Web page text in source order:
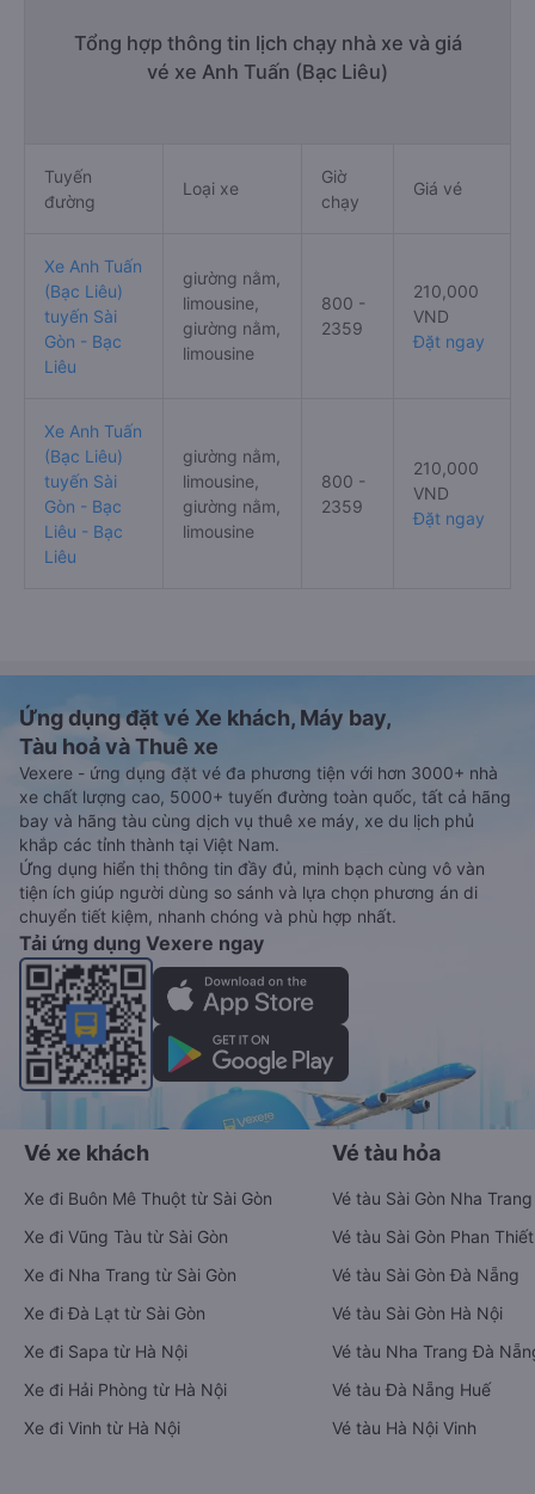
Tổng hợp thông tin lịch chạy nhà xe và giá
vé xe Anh Tuấn (Bạc Liêu)
Tuyến
đường
Loại xe
Giờ
chạy
Giá vé
Xe Anh Tuấn
(Bạc Liêu)
tuyến Sài
Gòn - Bạc
Liêu
giường nằm,
limousine,
giường nằm,
limousine
800 -
2359
210,000
VND
Đặt ngay
Xe Anh Tuấn
(Bạc Liêu)
tuyến Sài
Gòn - Bạc
Liêu - Bạc
Liêu
giường nằm,
limousine,
giường nằm,
limousine
800 -
2359
210,000
VND
Đặt ngay
Ứng dụng đặt vé Xe khách, Máy bay,
Tàu hoả và Thuê xe
Vexere - ứng dụng đặt vé đa phương tiện với hơn 3000+ nhà
xe chất lượng cao, 5000+ tuyến đường toàn quốc, tất cả hãng
bay và hãng tàu cùng dịch vụ thuê xe máy, xe du lịch phủ
khắp các tỉnh thành tại Việt Nam.
Ứng dụng hiển thị thông tin đầy đủ, minh bạch cùng vô vàn
tiện ích giúp người dùng so sánh và lựa chọn phương án di
chuyển tiết kiệm, nhanh chóng và phù hợp nhất.
Tải ứng dụng Vexere ngay
Vé xe khách
Xe đi Buôn Mê Thuột từ Sài Gòn
Xe đi Vũng Tàu từ Sài Gòn
Xe đi Nha Trang từ Sài Gòn
Xe đi Đà Lạt từ Sài Gòn
Xe đi Sapa từ Hà Nội
Xe đi Hải Phòng từ Hà Nội
Xe đi Vinh từ Hà Nội
Vé tàu hỏa
Vé tàu Sài Gòn Nha Trang
Vé tàu Sài Gòn Phan Thiết
Vé tàu Sài Gòn Đà Nẵng
Vé tàu Sài Gòn Hà Nội
Vé tàu Nha Trang Đà
Vé tàu Đà Nẵng Huế
Vé tàu Hà Nội Vinh